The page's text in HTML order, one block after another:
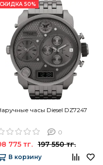
СКИДКА 50%
часы Diesel DZ7247
0
775 тг. 197 550 тг.
В корзину